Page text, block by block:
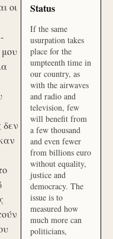
οι
δεν
Status
If the same
usurpation takes
place for the
umpteenth time in
our country, as
with the airwaves
and radio and
television, few
will benefit from
a few thousand
and even fewer
from billions euro
without equality,
justice and
democracy. The
issue is to
measured how
much more can
politicians,